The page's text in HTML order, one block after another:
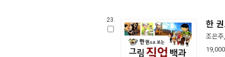
23. 한
조은주
19,000